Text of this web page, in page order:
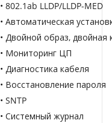
• 802.1ab LLDP/LLDP-MED
• Автоматическая
• Двойной образ, двойная
• Мониторинг ЦП
• Диагностика кабеля
• Восстановление пароля
• SNTP
• Системный журнал